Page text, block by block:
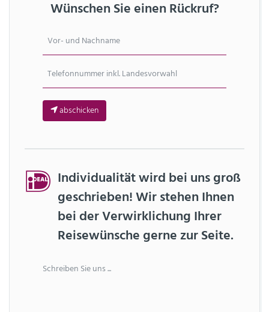
Wünschen Sie einen Rückruf?
abschicken
Individualität wird bei uns groß
geschrieben! Wir stehen Ihnen
bei der Verwirklichung Ihrer
Reisewünsche gerne zur Seite.